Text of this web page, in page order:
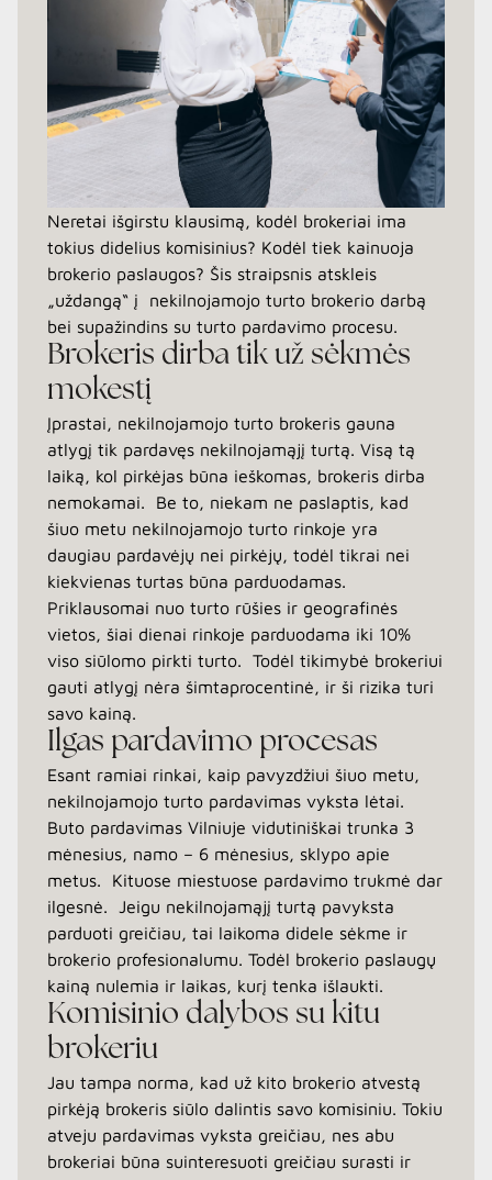
Neretai išgirstu klausimą, kodėl brokeriai ima
tokius didelius komisinius? Kodėl tiek kainuoja
brokerio paslaugos? Šis straipsnis atskleis
„uždangą“ į nekilnojamojo turto brokerio darbą
bei supažindins su turto pardavimo procesu.
Brokeris dirba tik už sėkmės
mokestį
Įprastai, nekilnojamojo turto brokeris gauna
atlygį tik pardavęs nekilnojamąjį turtą. Visą tą
laiką, kol pirkėjas būna ieškomas, brokeris dirba
nemokamai. Be to, niekam ne paslaptis, kad
šiuo metu nekilnojamojo turto rinkoje yra
daugiau pardavėjų nei pirkėjų, todėl tikrai nei
kiekvienas turtas būna parduodamas.
Priklausomai nuo turto rūšies ir geografinės
vietos, šiai dienai rinkoje parduodama iki 10%
viso siūlomo pirkti turto. Todėl tikimybė brokeriui
gauti atlygį nėra šimtaprocentinė, ir ši rizika turi
savo kainą.
Ilgas pardavimo procesas
Esant ramiai rinkai, kaip pavyzdžiui šiuo metu,
nekilnojamojo turto pardavimas vyksta lėtai.
Buto pardavimas Vilniuje vidutiniškai trunka 3
mėnesius, namo – 6 mėnesius, sklypo apie
metus. Kituose miestuose pardavimo trukmė dar
ilgesnė. Jeigu nekilnojamąjį turtą pavyksta
parduoti greičiau, tai laikoma didele sėkme ir
brokerio profesionalumu. Todėl brokerio paslaugų
kainą nulemia ir laikas, kurį tenka išlaukti.
Komisinio dalybos su kitu
brokeriu
Jau tampa norma, kad už kito brokerio atvestą
pirkėją brokeris siūlo dalintis savo komisiniu. Tokiu
atveju pardavimas vyksta greičiau, nes abu
brokeriai būna suinteresuoti greičiau surasti ir